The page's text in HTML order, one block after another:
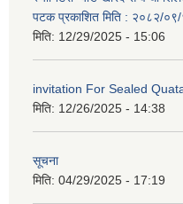
पटक प्रकाशित मिति : २०८२/
मिति: 12/29/2025 - 15:06
invitation For Sealed
मिति: 12/26/2025 - 14:38
सूचना
मिति: 04/29/2025 - 17:19